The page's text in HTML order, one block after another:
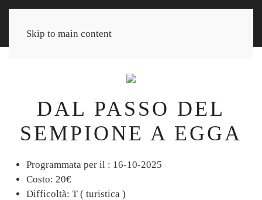
Skip to main content
DAL PASSO DEL
SEMPIONE A EGGA
Programmata per il : 16-10-2025
Costo: 20€
Difficoltà: T ( turistica )